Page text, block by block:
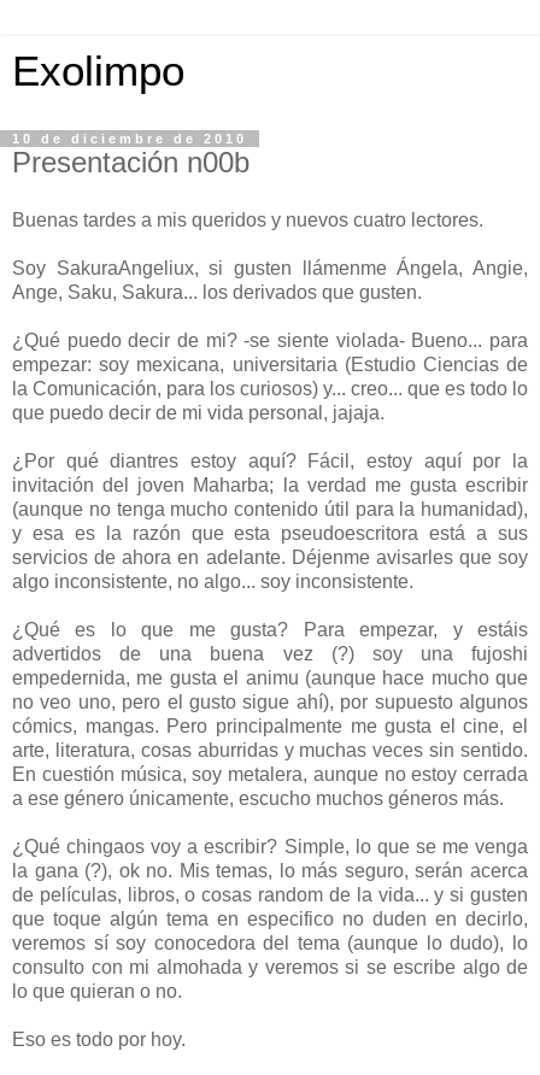
Exolimpo
10 de diciembre de 2010
Presentación n00b
Buenas tardes a mis queridos y nuevos cuatro lectores.
Soy SakuraAngeliux, si gusten llámenme Ángela, Angie,
Ange, Saku, Sakura... los derivados que gusten.
¿Qué puedo decir de mi? -se siente violada- Bueno... para
empezar: soy mexicana, universitaria (Estudio Ciencias de
la Comunicación, para los curiosos) y... creo... que es todo lo
que puedo decir de mi vida personal, jajaja.
¿Por qué diantres estoy aquí? Fácil, estoy aquí por la
invitación del joven Maharba; la verdad me gusta escribir
(aunque no tenga mucho contenido útil para la humanidad),
y esa es la razón que esta pseudoescritora está a sus
servicios de ahora en adelante. Déjenme avisarles que soy
algo inconsistente, no algo... soy inconsistente.
¿Qué es lo que me gusta? Para empezar, y estáis
advertidos de una buena vez (?) soy una fujoshi
empedernida, me gusta el animu (aunque hace mucho que
no veo uno, pero el gusto sigue ahí), por supuesto algunos
cómics, mangas. Pero principalmente me gusta el cine, el
arte, literatura, cosas aburridas y muchas veces sin sentido.
En cuestión música, soy metalera, aunque no estoy cerrada
a ese género únicamente, escucho muchos géneros más.
¿Qué chingaos voy a escribir? Simple, lo que se me venga
la gana (?), ok no. Mis temas, lo más seguro, serán acerca
de películas, libros, o cosas random de la vida... y si gusten
que toque algún tema en especifico no duden en decirlo,
veremos sí soy conocedora del tema (aunque lo dudo), lo
consulto con mi almohada y veremos si se escribe algo de
lo que quieran o no.
Eso es todo por hoy.